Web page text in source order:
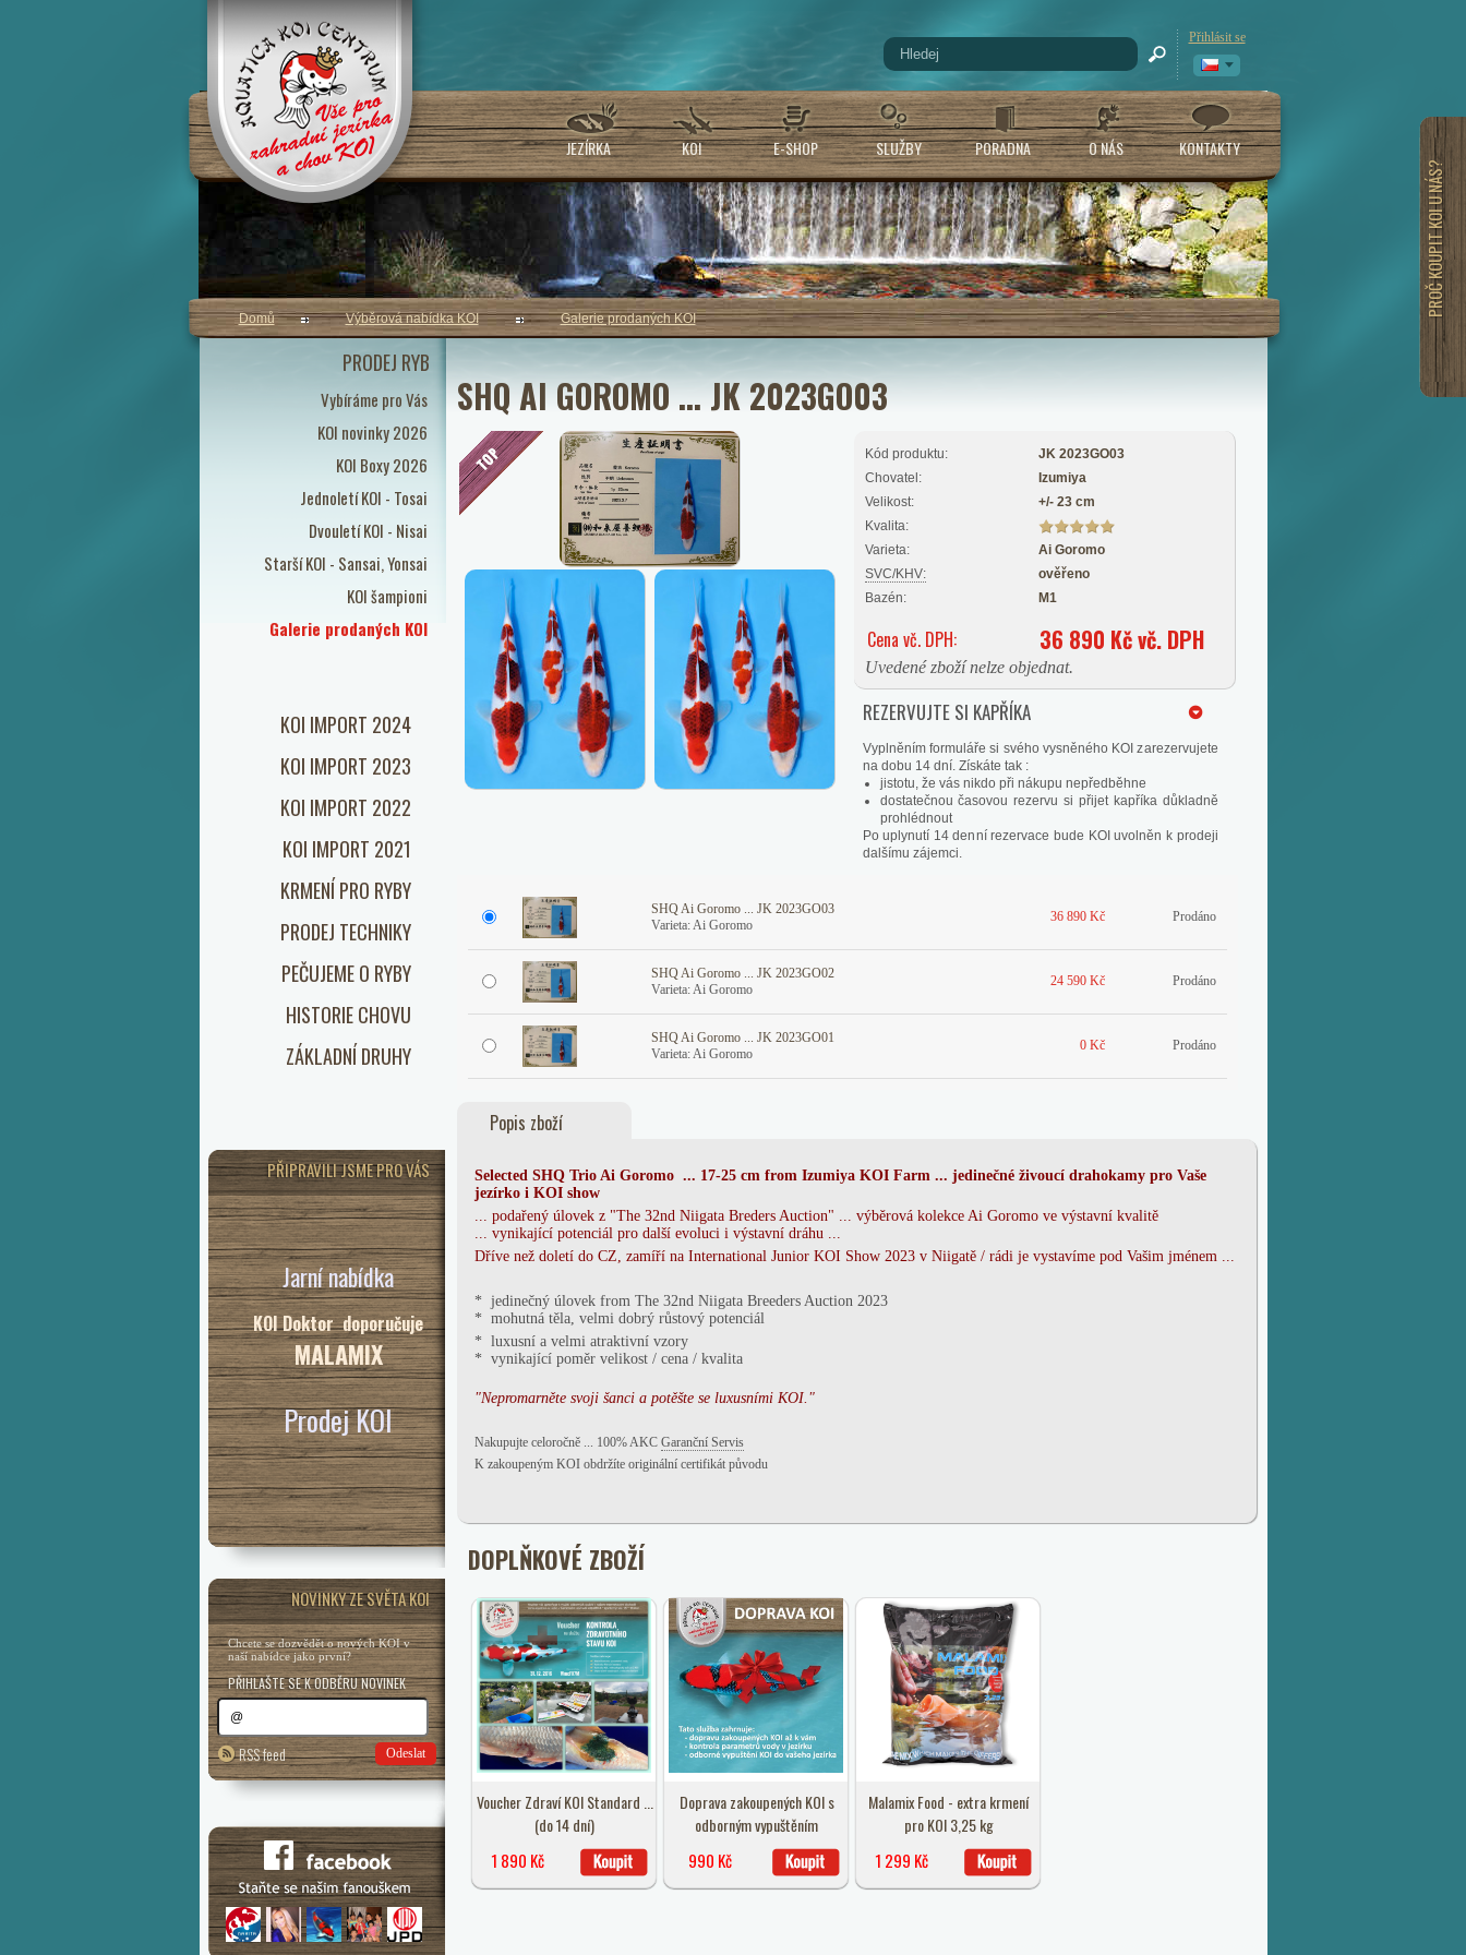
Přihlásit se
JEZÍRKA KOI E-SHOP SLUŽBY PORADNA O NÁS KONTAKTY
PRODEJ RYB
Vybíráme pro Vás
KOI novinky 2026
KOI Boxy 2026
Jednoletí KOI - Tosai
Dvouletí KOI - Nisai
Starší KOI - Sansai, Yonsai
KOI šampioni
Galerie prodaných KOI
KOI IMPORT 2024
KOI IMPORT 2023
KOI IMPORT 2022
KOI IMPORT 2021
KRMENÍ PRO RYBY
PRODEJ TECHNIKY
PEČUJEME O RYBY
HISTORIE CHOVU
ZÁKLADNÍ DRUHY
PROČ KOUPIT KOI U NÁS?
PŘIPRAVILI JSME PRO VÁS
Jarní nabídka
KOI Doktor doporučuje
MALAMIX
Prodej KOI
NOVINKY ZE SVĚTA KOI
Chcete se dozvědět o nových KOI v
naší nabídce jako první?
PŘIHLAŠTE SE K ODBĚRU NOVINEK
RSS feed Odeslat
Domů Výběrová nabídka KOI Galerie prodaných KOI
SHQ AI GOROMO ... JK 2023GO03
Kód produktu:
JK 2023GO03
Chovatel:
Izumiya
Velikost:
+/- 23 cm
Kvalita:
Varieta:
Ai Goromo
SVC/KHV:
ověřeno
Bazén:
M1
Cena vč. DPH: 36 890 Kč vč. DPH
Uvedené zboží nelze objednat.
REZERVUJTE SI KAPŘÍKA
Vyplněním formuláře si svého vysněného KOI zarezervujete
na dobu 14 dní. Získáte tak :
jistotu, že vás nikdo při nákupu nepředběhne
dostatečnou časovou rezervu si přijet kapříka důkladně
prohlédnout
Po uplynutí 14 denní rezervace bude KOI uvolněn k prodeji
dalšímu zájemci.
SHQ Ai Goromo ... JK 2023GO03
Varieta: Ai Goromo
36 890 Kč Prodáno
SHQ Ai Goromo ... JK 2023GO02
Varieta: Ai Goromo
24 590 Kč Prodáno
SHQ Ai Goromo ... JK 2023GO01
Varieta: Ai Goromo
0 Kč Prodáno
Popis zboží
Selected SHQ Trio Ai Goromo ... 17-25 cmfrom IzumiyaKOI Farm ... jedinečné živoucí drahokamy pro Vaše
jezírko i KOI show
... podařený úlovek z "The 32nd Niigata Breders Auction" ... výběrová kolekce Ai Goromove výstavní kvalitě
... vynikající potenciál pro další evoluci i výstavní dráhu ...
Dříve než doletí do CZ, zamíří na International Junior KOI Show 2023 v Niigatě / rádi je vystavíme pod Vašim jménem ...
* jedinečný úlovek from The 32nd Niigata Breeders Auction 2023
* mohutná těla, velmi dobrý růstový potenciál
* luxusní a velmi atraktivní vzory
* vynikající poměr velikost / cena / kvalita
"Nepromarněte svoji šanci a potěšte se luxusními KOI."
Nakupujte celoročně ... 100% AKC Garanční Servis
K zakoupeným KOI obdržíte originální certifikát původu
DOPLŇKOVÉ ZBOŽÍ
Voucher Zdraví KOI Standard ...
(do 14 dní)
1 890 Kč
Doprava zakoupených KOI s
odborným vypuštěním
990 Kč
Malamix Food - extra krmení
pro KOI 3,25 kg
1 299 Kč